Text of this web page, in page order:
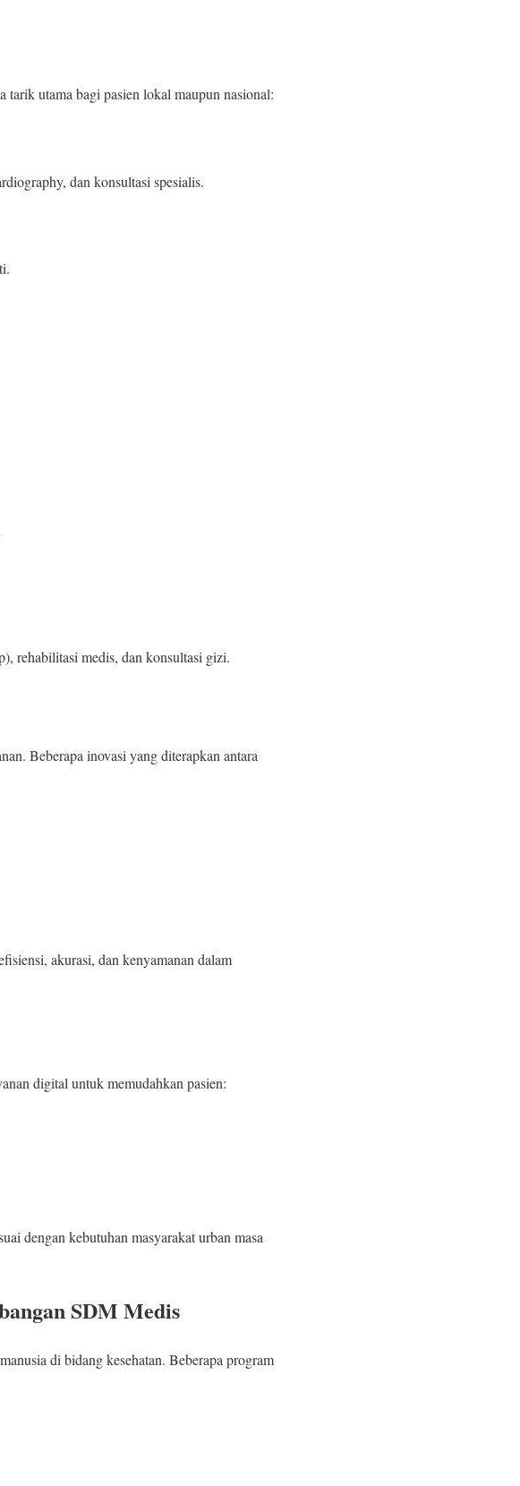
utama bagi pasien lokal maupun nasional:
dan konsultasi spesialis.
rehabilitasi medis, dan konsultasi gizi.
Beberapa inovasi yang diterapkan antara
akurasi, dan kenyamanan dalam
digital untuk memudahkan pasien:
dengan kebutuhan masyarakat urban masa
SDM Medis
di bidang kesehatan. Beberapa program